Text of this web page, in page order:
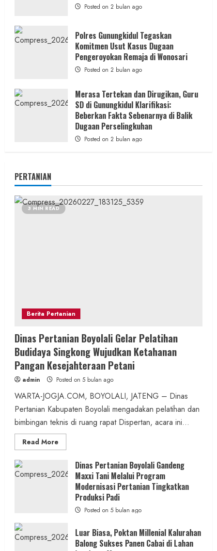
Posted on 2 bulan ago
Polres Gunungkidul Tegaskan
Komitmen Usut Kasus Dugaan
Pengeroyokan Remaja di Wonosari
Posted on 2 bulan ago
Merasa Tertekan dan Dirugikan, Guru
SD di Gunungkidul Klarifikasi:
Beberkan Fakta Sebenarnya di Balik
Dugaan Perselingkuhan
Posted on 2 bulan ago
PERTANIAN
3 MIN READ
Berita Pertanian
Dinas Pertanian Boyolali Gelar Pelatihan
Budidaya Singkong Wujudkan Ketahanan
Pangan Kesejahteraan Petani
admin Posted on 5 bulan ago
WARTA-JOGJA.COM, BOYOLALI, JATENG – Dinas
Pertanian Kabupaten Boyolali mengadakan pelatihan dan
bimbingan teknis di ruang rapat Dispertan, acara ini...
Read More
more
Dinas
Pertanian
Boyolali
Gelar
Pelatihan
Budidaya
Singkong
Wujudkan
Ketahanan
Kesejahteraan
Petani
Dinas Pertanian Boyolali Gandeng
Maxxi Tani Melalui Program
Modernisasi Pertanian Tingkatkan
Produksi Padi
Posted on 5 bulan ago
Luar Biasa, Poktan Millenial Kalurahan
Balong Sukses Panen Cabai di Lahan